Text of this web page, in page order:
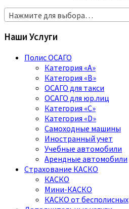
Нажмите для выбора…
Наши Услуги
Полис ОСАГО
Категория «A»
Категория «B»
ОСАГО для такси
ОСАГО для юр.лиц
Категория «C»
Категория «D»
Самоходные машины
Иностранный учет
Учебные автомобили
Арендные автомобили
Страхование КАСКО
КАСКО
Мини-КАСКО
КАСКО от бесполисных